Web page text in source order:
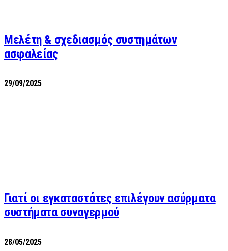
Μελέτη & σχεδιασμός συστημάτων
ασφαλείας
29/09/2025
Γιατί οι εγκαταστάτες επιλέγουν ασύρματα
συστήματα συναγερμού
28/05/2025